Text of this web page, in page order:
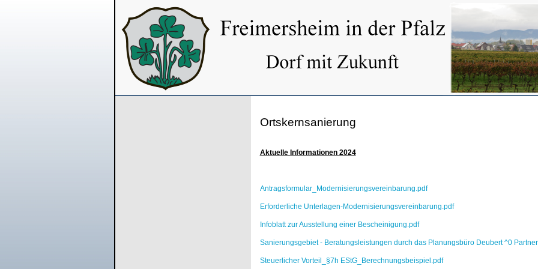
Ortskernsanierung
Aktuelle Informationen 2024
Antragsformular_Modernisierungsvereinbarung.pdf
Erforderliche Unterlagen-Modernisierungsvereinbarung.pdf
Infoblatt zur Ausstellung einer Bescheinigung.pdf
Sanierungsgebiet - Beratungsleistungen durch das Planungsbüro Deubert ^0
Steuerlicher Vorteil_§7h EStG_Berechnungsbeispiel.pdf